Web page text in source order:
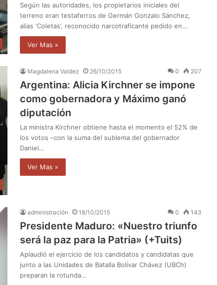
Según las autoridades, los propietarios iniciales del
terreno eran testaferros de Germán Gonzalo Sánchez,
alias ‘Coletas’, reconocido narcotraficante pedido en…
Ver Mas »
Magdalena Valdez 26/10/2015 0 207
Argentina: Alicia Kirchner se impone
como gobernadora y Máximo ganó
diputación
La ministra Kirchner obtiene hasta el momento el 52% de
los votos –con la suma del sublema del gobernador
Daniel…
Ver Mas »
administración 18/10/2015 0 143
Presidente Maduro: «Nuestro triunfo
será la paz para la Patria» (+Tuits)
Aplaudió el ejercicio de los candidatos y candidatas que
junto a las Unidades de Batalla Bolívar Chávez (UBCh)
preparan la rotunda…